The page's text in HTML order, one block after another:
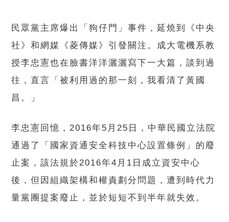
民眾黨主席爆出「狗仔門」事件，延燒到《中央
社》和網媒《菱傳媒》引發關注。成大電機系教
授李忠憲也在臉書洋洋灑灑寫下一大篇，談到過
往，直言「被利用過的那一刻，我看清了黃國
昌。」
李忠憲回憶，2016年5月25日，中華民國立法院
通過了「國家資通安全科技中心設置條例」的廢
止案，該法規於2016年4月1日成立資安中心
後，但因組織架構和權責劃分問題，遭到時代力
量黨團提案廢止，並於短短不到半年就失效。